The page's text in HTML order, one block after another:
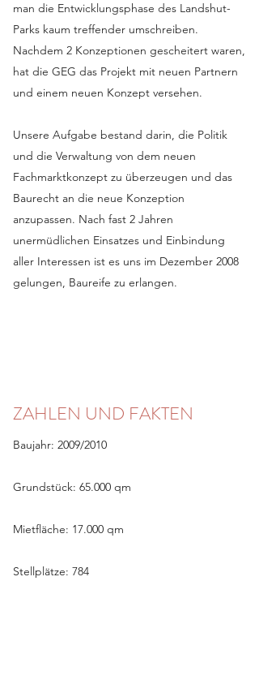
man die Entwicklungsphase des Landshut-
Parks kaum treffender umschreiben.
Nachdem 2 Konzeptionen gescheitert waren,
hat die GEG das Projekt mit neuen Partnern
und einem neuen Konzept versehen.
Unsere Aufgabe bestand darin, die Politik
und die Verwaltung von dem neuen
Fachmarktkonzept zu überzeugen und das
Baurecht an die neue Konzeption
anzupassen. Nach fast 2 Jahren
unermüdlichen Einsatzes und Einbindung
aller Interessen ist es uns im Dezember 2008
gelungen, Baureife zu erlangen.
ZAHLEN UND FAKTEN
Baujahr: 2009/2010
Grundstück: 65.000 qm
Mietfläche: 17.000 qm
Stellplätze: 784